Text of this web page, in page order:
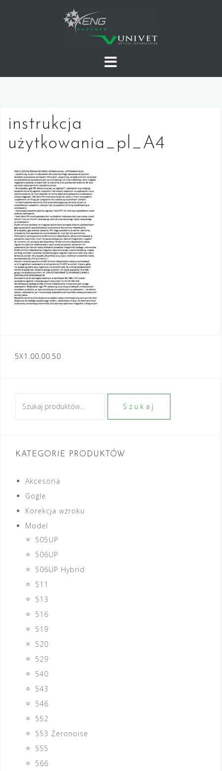
instrukcja
użytkowania_pl_A4
Nawigacja
5X1.00.00.50
Szukaj
KATEGORIE PRODUKTÓW
Akcesoria
Gogle
Korekcja wzroku
Model
505UP
506UP
506UP Hybrid
511
513
516
519
520
529
540
543
546
552
553 Zeronoise
555
566